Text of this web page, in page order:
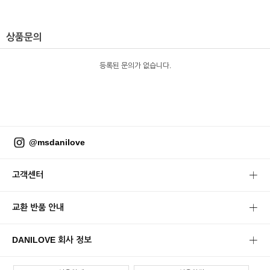
상품문의
등록된 문의가 없습니다.
@msdanilove
고객센터
교환 반품 안내
DANILOVE 회사 정보